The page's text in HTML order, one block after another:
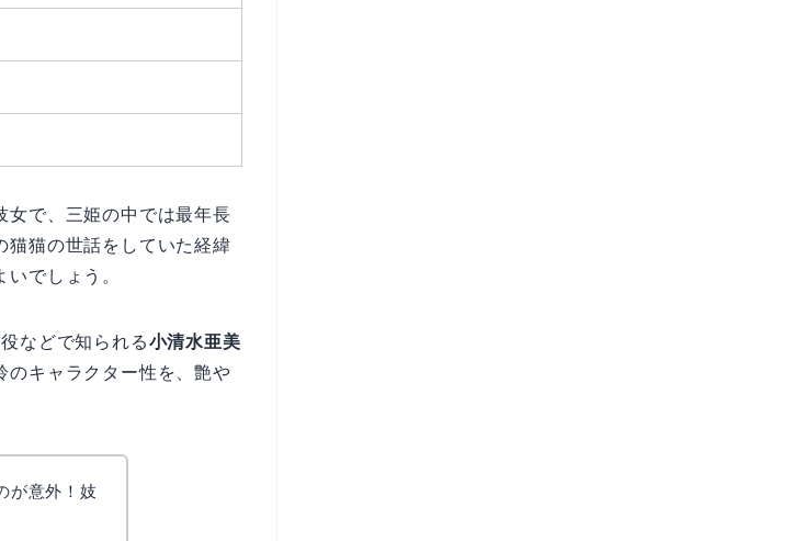
女で、三姫の中では最年長
猫猫の世話をしていた経緯
でしょう。
などで知られる小清水亜美
のキャラクター性を、艶や
が意外！妓